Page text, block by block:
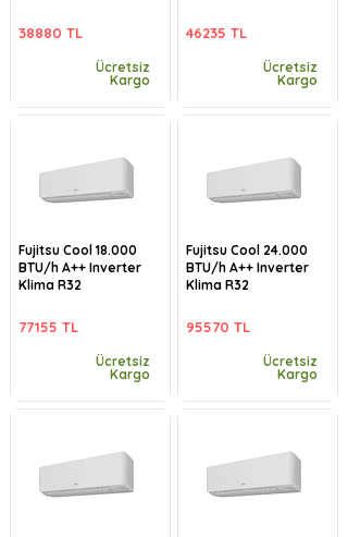
38880 TL
Ücretsiz
Kargo
Fujitsu Cool 18.000
BTU/h A++ Inverter
Klima R32
77155 TL
Ücretsiz
Kargo
46235 TL
Ücretsiz
Kargo
Fujitsu Cool 24.000
BTU/h A++ Inverter
Klima R32
95570 TL
Ücretsiz
Kargo